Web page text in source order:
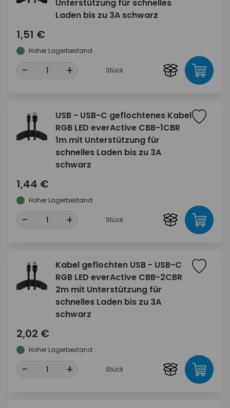
Unterstützung für schnelles
Laden bis zu 3A schwarz
1,51 €
Hoher Lagerbestand
- + Stück
USB - USB-C geflochtenes Kabel
RGB LED everActive CBB-1CBR
1m mit Unterstützung für
schnelles Laden bis zu 3A
schwarz
1,44 €
Hoher Lagerbestand
- + Stück
Kabel geflochten USB - USB-C
RGB LED everActive CBB-2CBR
2m mit Unterstützung für
schnelles Laden bis zu 3A
schwarz
2,02 €
Hoher Lagerbestand
- + Stück